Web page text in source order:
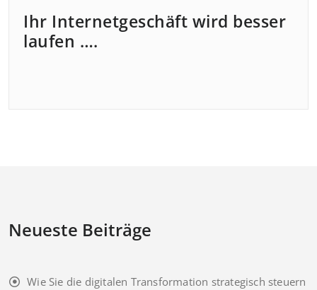
Ihr Internetgeschäft wird besser
laufen ….
Neueste Beiträge
Wie Sie die digitalen Transformation strategisch steuern